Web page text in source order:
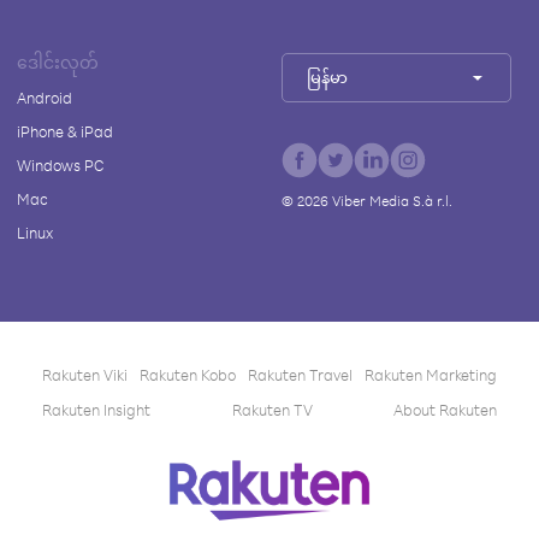
ဒေါင်းလုတ်
Android
iPhone & iPad
Windows PC
Mac
Linux
မြန်မာ
© 2026Viber Media S.à r.l.
Rakuten Viki Rakuten Kobo Rakuten Travel
Rakuten Marketing
Rakuten Insight
Rakuten TV About Rakuten